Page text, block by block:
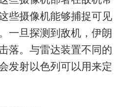
些摄像机能够捕捉可见
一旦探测到敌机，伊朗
落。与雷达装置不同的
发射以色列可以用来定